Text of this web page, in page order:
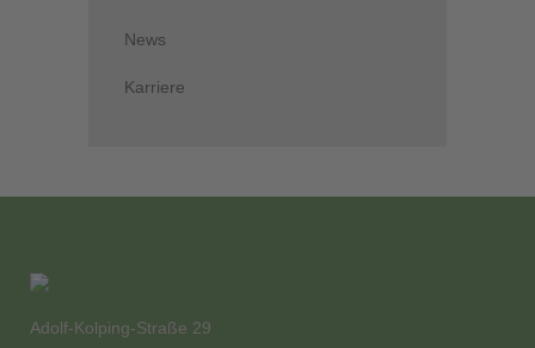
News
Karriere
Adolf-Kolping-Straße 29